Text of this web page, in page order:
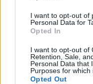
I want to opt-out of
Personal Data for
Opted In
I want to opt-out of
Retention, Sale,
Personal Data that
Purposes for which
Opted Out
Kate Moss: Το
Birkin bag δεν
περιστάσεις